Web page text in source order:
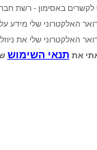
לקשרים באסימון - רשת
האלקטרוני שלי מידע
האלקטרוני שלי את
את תנאי השימוש